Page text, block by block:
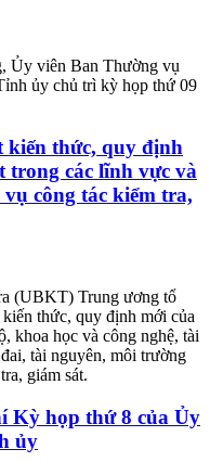
Ủy viên Ban Thường vụ
ủy chủ trì kỳ họp thứ 09
kiến thức, quy định
trong các lĩnh vực và
công tác kiểm tra,
(UBKT) Trung ương tổ
thức, quy định mới của
khoa học và công nghệ, tài
tài nguyên, môi trường
giám sát.
Kỳ họp thứ 8 của Ủy
ủy